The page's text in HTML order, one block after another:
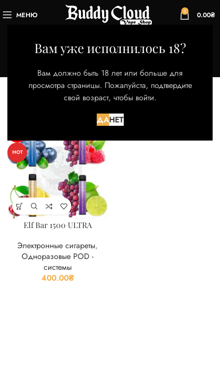
Вам уже исполнилось 18?
Вам должно быть 18 лет или больше для
просмотра страницы. Пожалуйста, подтвердите
свой возраст, чтобы войти.
ДАНЕТ
МЕНЮ 0 0.00₴
Kiwi Guava PassionFrui
Категории
Товар Вкус
Kiwi Guava PassionFrui
Отображение единственного товара
HOT
Elf Bar 1500 ULTRA
Электронные сигареты,
Одноразовые POD -
системы
400.00₴